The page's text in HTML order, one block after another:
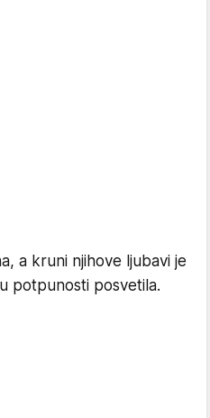
a kruni njihove ljubavi je
potpunosti posvetila.